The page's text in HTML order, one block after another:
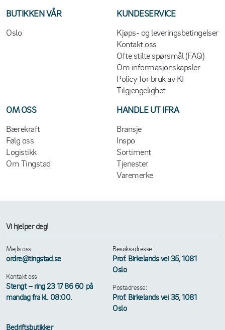
BUTIKKEN VÅR
Oslo
KUNDESERVICE
Kjøps- og leveringsbetingelser
Kontakt oss
Ofte stilte spørsmål (FAQ)
Om informasjonskapsler
Policy for bruk av KI
Tilgjengelighet
OM OSS
Bærekraft
Følg oss
Logistikk
Om Tingstad
HANDLE UT IFRA
Bransje
Inspo
Sortiment
Tjenester
Varemerke
Vi hjelper deg!
Mejla oss
ordre@tingstad.se
Kontakt oss
Stengt – ring 23 17 86 60 på
mandag fra kl. 08:00.
Besøksadresse:
Prof. Birkelands vei 35, 1081
Oslo
Postadresse:
Prof. Birkelands vei 35, 1081
Oslo
Bedriftsbutikker